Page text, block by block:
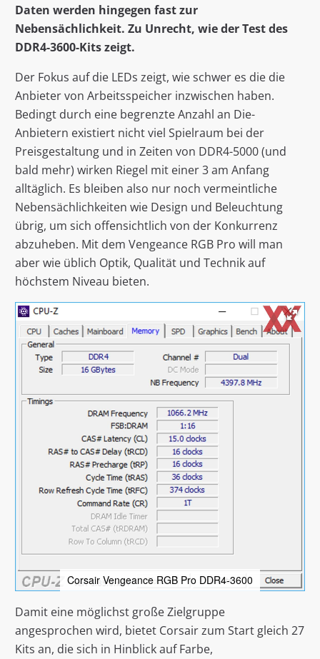
Daten werden hingegen fast zur
Nebensächlichkeit. Zu Unrecht, wie der Test des
DDR4-3600-Kits zeigt.
Der Fokus auf die LEDs zeigt, wie schwer es die die
Anbieter von Arbeitsspeicher inzwischen haben.
Bedingt durch eine begrenzte Anzahl an Die-
Anbietern existiert nicht viel Spielraum bei der
Preisgestaltung und in Zeiten von DDR4-5000 (und
bald mehr) wirken Riegel mit einer 3 am Anfang
alltäglich. Es bleiben also nur noch vermeintliche
Nebensächlichkeiten wie Design und Beleuchtung
übrig, um sich offensichtlich von der Konkurrenz
abzuheben. Mit dem Vengeance RGB Pro will man
aber wie üblich Optik, Qualität und Technik auf
höchstem Niveau bieten.
Corsair Vengeance RGB Pro DDR4-3600
Damit eine möglichst große Zielgruppe
angesprochen wird, bietet Corsair zum Start gleich 27
Kits an, die sich in Hinblick auf Farbe,